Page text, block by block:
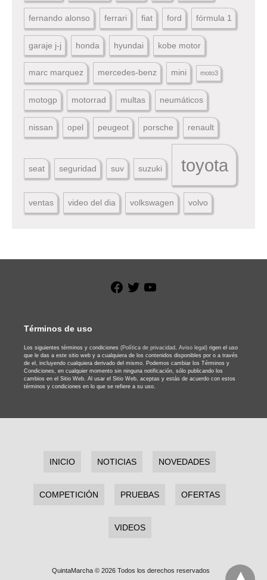
fernando alonso ferrari fiat ford fórmula 1
garaje j-j honda hyundai kobe motor
marc marquez mercedes-benz mini moto3
motogp motorrad multas neumáticos
nissan opel peugeot porsche renault
seat seguridad suv suzuki toyota
ventas video del dia volkswagen volvo
Facebook
Twitter
Términos de uso
Los siguientes términos y condiciones (Política de privacidad, Aviso legal) rigen el uso
que le das a este sitio web y a cualquiera de los contenidos disponibles por o a través
de el, incluyendo cualquiera derivado del mismo. Podemos cambiar los Términos y
Condiciones, en cualquier momento sin ninguna notificación, sólo publicando los
cambios en el Sitio Web. Al usar el Sitio Web, aceptas y estás de acuerdo con estos
términos y condiciones en lo que se refiere a su uso.
INICIO NOTICIAS NOVEDADES
COMPETICIÓN PRUEBAS OFERTAS
VIDEOS
QuintaMarcha © 2026 Todos los derechos reservados